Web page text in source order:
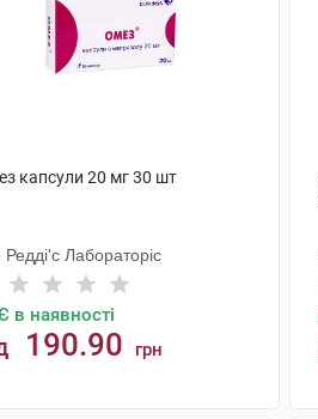
капсули 20 мг 30 шт
Редді'с Лабораторіс
в наявності
190.90 грн